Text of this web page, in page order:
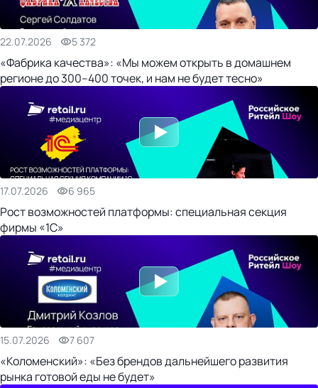
22.07.2026 5 372
«Фабрика качества»: «Мы можем открыть в домашнем
регионе до 300–400 точек, и нам не будет тесно»
17.07.2026 6 965
Рост возможностей платформы: специальная секция
фирмы «1С»
15.07.2026 7 607
«Коломенский»: «Без брендов дальнейшего развития
рынка готовой еды не будет»